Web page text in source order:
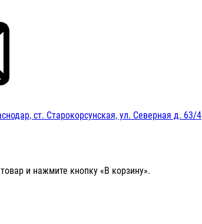
ст. Старокорсунская, ул. Северная д. 63/4
и нажмите кнопку «В корзину».